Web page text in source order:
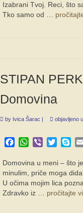
Izabrani Tvoj. Reci, što
Tko samo od …
STIPAN
Domovina
by Ivica Šarac objavljeno
Facebook
WhatsApp
Viber Twitter
Domovina u meni – što
minulim, priče moga
U očima mojim lica
Zdravko iz … pročitajte